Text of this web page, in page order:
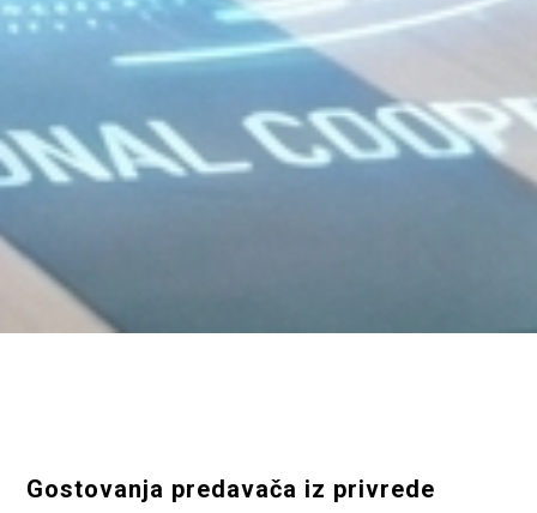
Gostovanja predavača iz privrede